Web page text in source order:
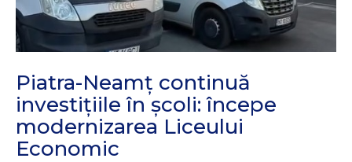
Piatra-Neamț continuă
investițiile în școli: începe
modernizarea Liceului
Economic